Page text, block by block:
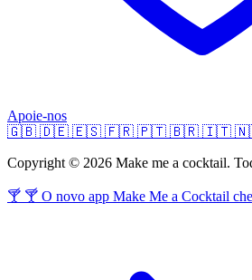
Apoie-nos
🇬🇧 🇩🇪 🇪🇸 🇫🇷 🇵🇹 🇧🇷 🇮🇹
Copyright © 2026 Make me a cocktail.
🍸 🍸 O novo app Make Me a Cocktail